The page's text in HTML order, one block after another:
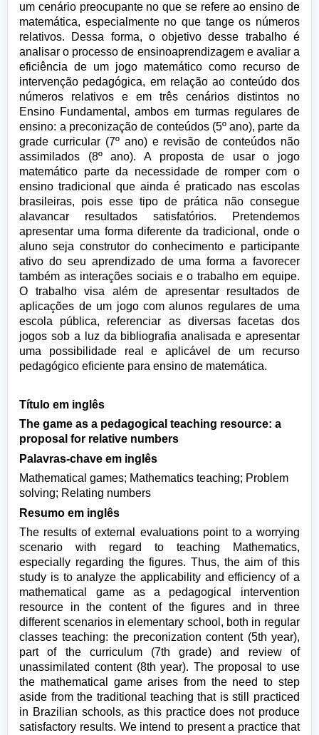
um cenário preocupante no que se refere ao ensino de
matemática, especialmente no que tange os números
relativos. Dessa forma, o objetivo desse trabalho é
analisar o processo de ensinoaprendizagem e avaliar a
eficiência de um jogo matemático como recurso de
intervenção pedagógica, em relação ao conteúdo dos
números relativos e em três cenários distintos no
Ensino Fundamental, ambos em turmas regulares de
ensino: a preconização de conteúdos (5º ano), parte da
grade curricular (7º ano) e revisão de conteúdos não
assimilados (8º ano). A proposta de usar o jogo
matemático parte da necessidade de romper com o
ensino tradicional que ainda é praticado nas escolas
brasileiras, pois esse tipo de prática não consegue
alavancar resultados satisfatórios. Pretendemos
apresentar uma forma diferente da tradicional, onde o
aluno seja construtor do conhecimento e participante
ativo do seu aprendizado de uma forma a favorecer
também as interações sociais e o trabalho em equipe.
O trabalho visa além de apresentar resultados de
aplicações de um jogo com alunos regulares de uma
escola pública, referenciar as diversas facetas dos
jogos sob a luz da bibliografia analisada e apresentar
uma possibilidade real e aplicável de um recurso
pedagógico eficiente para ensino de matemática.
Título em inglês
The game as a pedagogical teaching resource: a
proposal for relative numbers
Palavras-chave em inglês
Mathematical games; Mathematics teaching; Problem
solving; Relating numbers
Resumo em inglês
The results of external evaluations point to a worrying
scenario with regard to teaching Mathematics,
especially regarding the figures. Thus, the aim of this
study is to analyze the applicability and efficiency of a
mathematical game as a pedagogical intervention
resource in the content of the figures and in three
different scenarios in elementary school, both in regular
classes teaching: the preconization content (5th year),
part of the curriculum (7th grade) and review of
unassimilated content (8th year). The proposal to use
the mathematical game arises from the need to step
aside from the traditional teaching that is still practiced
in Brazilian schools, as this practice does not produce
satisfactory results. We intend to present a practice that